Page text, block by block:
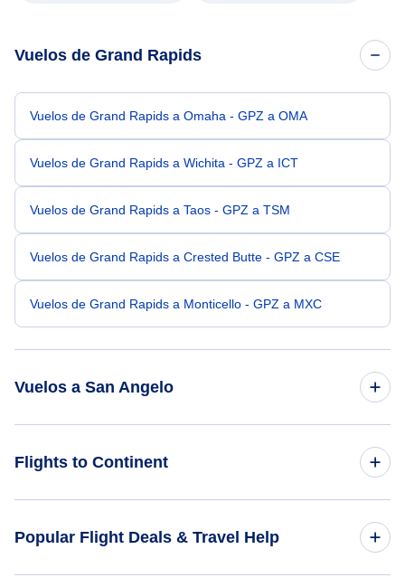
Vuelos de Grand Rapids
Vuelos de Grand Rapids a Omaha - GPZ a OMA
Vuelos de Grand Rapids a Wichita - GPZ a ICT
Vuelos de Grand Rapids a Taos - GPZ a TSM
Vuelos de Grand Rapids a Crested Butte - GPZ a CSE
Vuelos de Grand Rapids a Monticello - GPZ a MXC
Vuelos a San Angelo
Vuelos de Detroit a San Angelo - DTT a SJT
Flights to Continent
Popular Flight Deals & Travel Help